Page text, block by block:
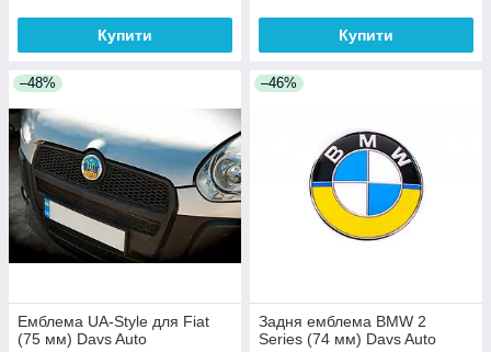
Купити Купити
–48%
Емблема UA-Style для Fiat
(75 мм) Davs Auto
–46%
Задня емблема BMW 2
Series (74 мм) Davs Auto